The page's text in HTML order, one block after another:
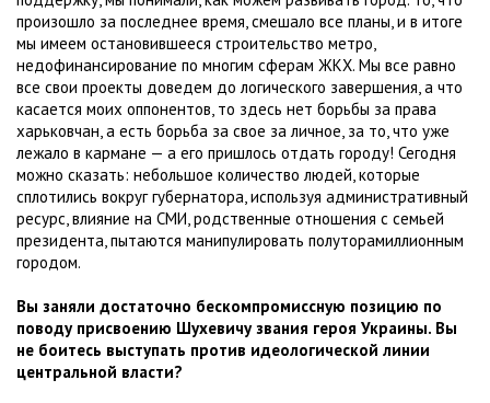
произошло за последнее время, смешало все планы, и в итоге
мы имеем остановившееся строительство метро,
недофинансирование по многим сферам ЖКХ. Мы все равно
все свои проекты доведем до логического завершения, а что
касается моих оппонентов, то здесь нет борьбы за права
харьковчан, а есть борьба за свое за личное, за то, что уже
лежало в кармане — а его пришлось отдать городу! Сегодня
можно сказать: небольшое количество людей, которые
сплотились вокруг губернатора, используя административный
ресурс, влияние на СМИ, родственные отношения с семьей
президента, пытаются манипулировать полуторамиллионным
городом.
Вы заняли достаточно бескомпромиссную позицию по
поводу присвоению Шухевичу звания героя Украины. Вы
не боитесь выступать против идеологической линии
центральной власти?